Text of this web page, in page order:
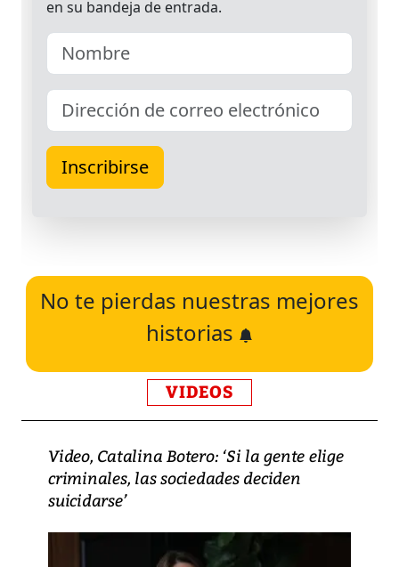
No te pierdas nuestras mejores
historias
VIDEOS
Video, Catalina Botero: ‘Si la gente elige
criminales, las sociedades deciden
suicidarse’